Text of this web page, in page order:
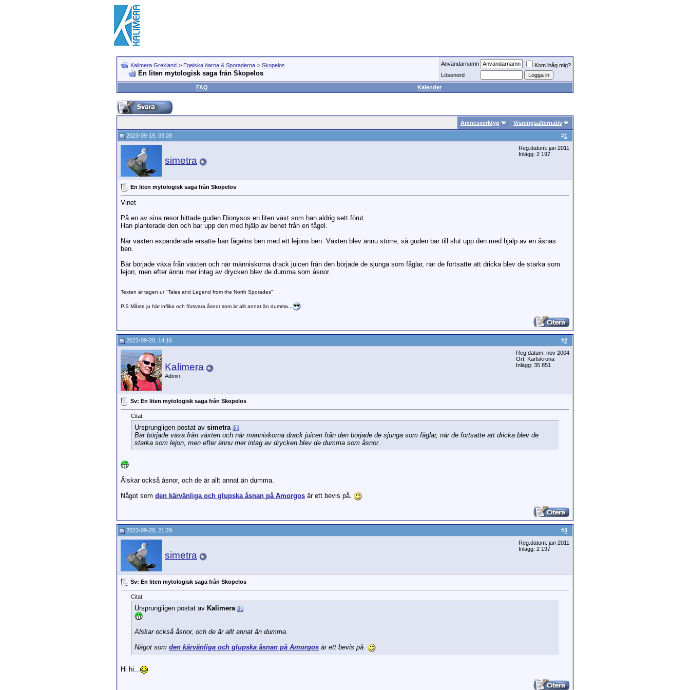
Kalimera Grekland > Egeiska öarna & Sporaderna > Skopelos
En liten mytologisk saga från Skopelos
Användarnamn
Kom ihåg mig?
Lösenord
FAQ
Kalender
Ämnesverktyg Visningsalternativ
#1
2023-09-19, 09:28
simetra
Reg.datum: jan 2011
Inlägg: 2 197
En liten mytologisk saga från Skopelos
Vinet
På en av sina resor hittade guden Dionysos en liten växt som han aldrig sett förut.
Han planterade den och bar upp den med hjälp av benet från en fågel.
När växten expanderade ersatte han fågelns ben med ett lejons ben. Växten blev ännu större, så guden bar till slut upp den med hjälp av en åsnas
ben.
Bär började växa från växten och när människorna drack juicen från den började de sjunga som fåglar, när de fortsatte att dricka blev de starka som
lejon, men efter ännu mer intag av drycken blev de dumma som åsnor.
Texten är tagen ur "Tales and Legend from the North Sporades"
P.S Måste ju här inflika och försvara åsnor som är allt annat än dumma...
#2
2023-09-20, 14:16
Kalimera
Admin
Reg.datum: nov 2004
Ort: Karlskrona
Inlägg: 35 851
Sv: En liten mytologisk saga från Skopelos
Citat:
Ursprungligen postat av simetra
Bär började växa från växten och när människorna drack juicen från den började de sjunga som fåglar, när de fortsatte att dricka blev de
starka som lejon, men efter ännu mer intag av drycken blev de dumma som åsnor.
Älskar också åsnor, och de är allt annat än dumma.
Något som den kärvänliga och glupska åsnan på Amorgos är ett bevis på.
#3
2023-09-20, 21:29
simetra
Reg.datum: jan 2011
Inlägg: 2 197
Sv: En liten mytologisk saga från Skopelos
Citat:
Ursprungligen postat av Kalimera
Älskar också åsnor, och de är allt annat än dumma.
Något som den kärvänliga och glupska åsnan på Amorgos är ett bevis på.
Hi hi...